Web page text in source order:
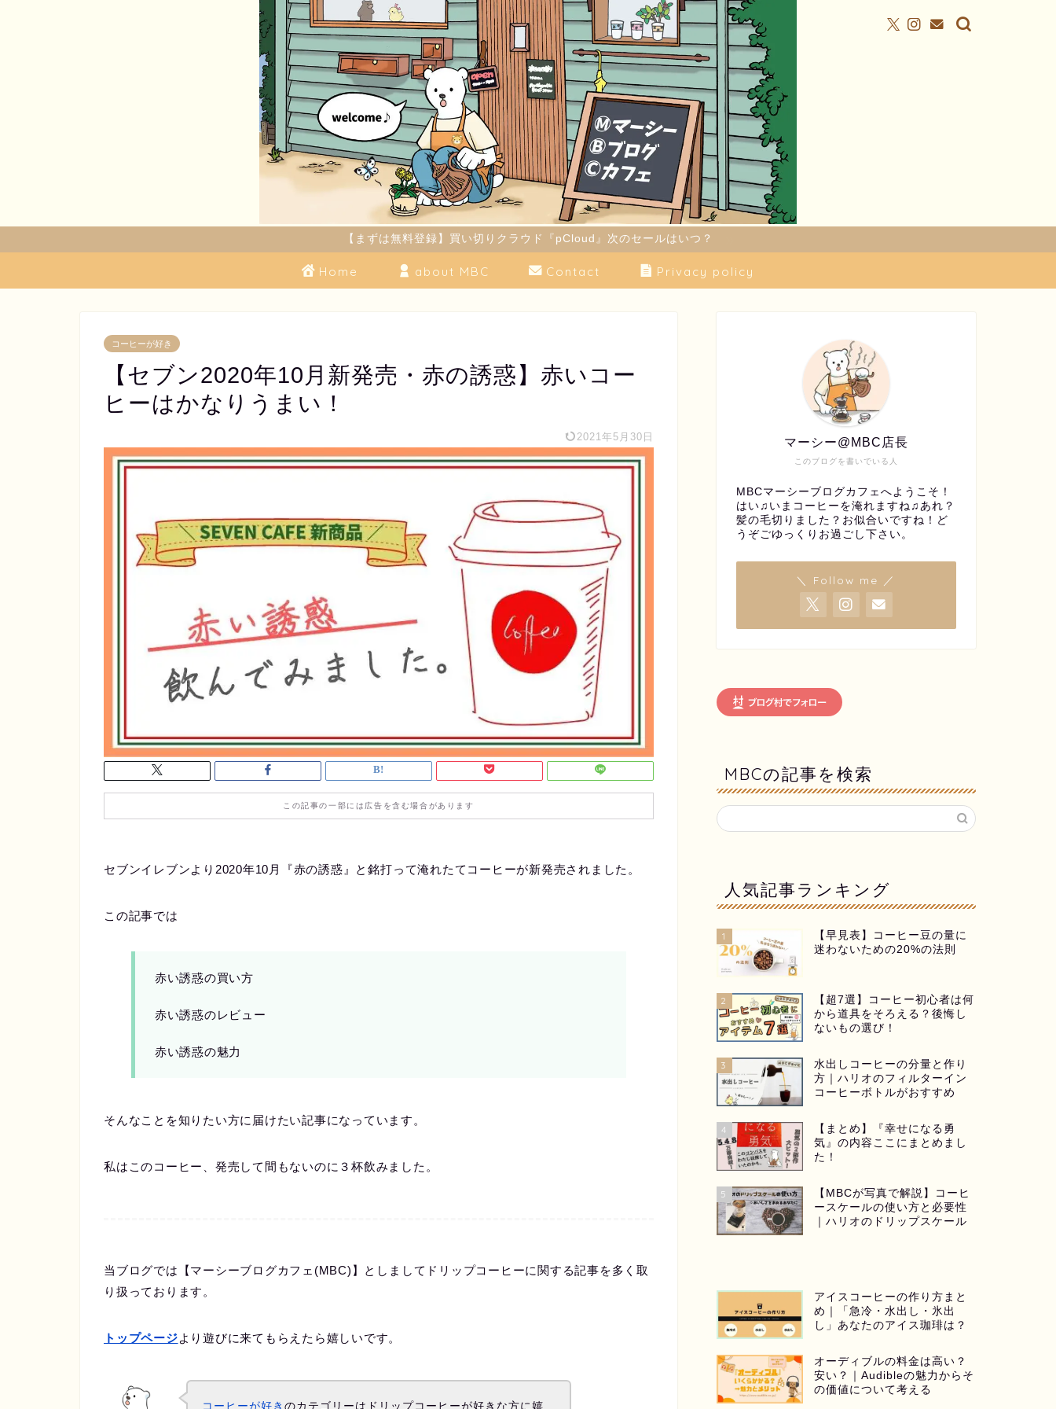
【まずは無料登録】買い切りクラウド『pCloud』次のセールはいつ？
Home about MBC Contact Privacy policy
コーヒーが好き
【セブン2020年10月新発売・赤の誘惑】赤いコー
ヒーはかなりうまい！
2021年5月30日
この記事の一部には広告を含む場合があります
セブンイレブンより2020年10月『赤の誘惑』と銘打って淹れたてコーヒーが新発売されました。
この記事では
赤い誘惑の買い方
赤い誘惑のレビュー
赤い誘惑の魅力
そんなことを知りたい方に届けたい記事になっています。
私はこのコーヒー、発売して間もないのに３杯飲みました。
当ブログでは【マーシーブログカフェ(MBC)】としましてドリップコーヒーに関する記事を多く取
り扱っております。
トップページより遊びに来てもらえたら嬉しいです。
コーヒーが好きのカテゴリーはドリップコーヒーが好きな方に嬉
このブログを書いでいる人
マーシー@MBC店長
MBCマーシーブログカフェへようこそ！
はい♫いまコーヒーを淹れますね♫あれ？
髪の毛切りました？お似合いですね！ど
うぞごゆっくりお過ごし下さい。
＼ Follow me ／
MBCの記事を検索
人気記事ランキング
1
【早見表】コーヒー豆の量に
迷わないための20%の法則
2
【超7選】コーヒー初心者は何
から道具をそろえる？後悔し
ないもの選び！
3
水出しコーヒーの分量と作り
方｜ハリオのフィルターイン
コーヒーボトルがおすすめ
4
【まとめ】『幸せになる勇
気』の内容ここにまとめまし
た！
5
【MBCが写真で解説】コーヒ
ースケールの使い方と必要性
｜ハリオのドリップスケール
アイスコーヒーの作り方まと
め｜「急冷・水出し・氷出
し」あなたのアイス珈琲は？
オーディブルの料金は高い？
安い？｜Audibleの魅力からそ
の価値について考える